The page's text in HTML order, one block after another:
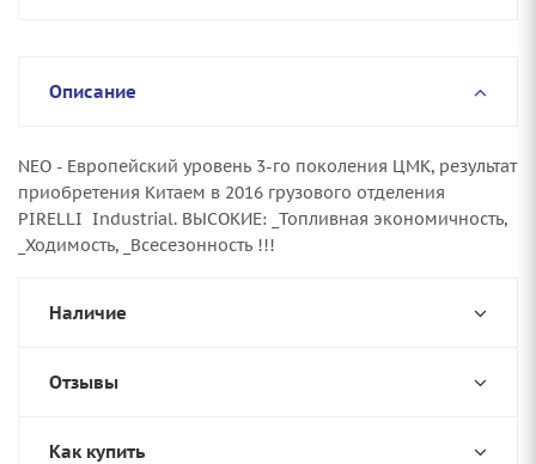
Описание
NEO - Европейский уровень 3-го поколения ЦМК, результат
приобретения Китаем в 2016 грузового отделения
PIRELLI Industrial. ВЫСОКИЕ: _Топливная экономичность,
_Ходимость, _Всесезонность !!!
Наличие
Отзывы
Как купить